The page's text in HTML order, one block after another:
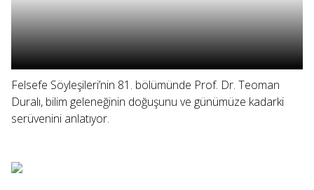
Felsefe Söyleşileri’nin 81. bölümünde Prof. Dr. Teoman
Duralı, bilim geleneğinin doğuşunu ve günümüze kadarki
serüvenini anlatıyor.